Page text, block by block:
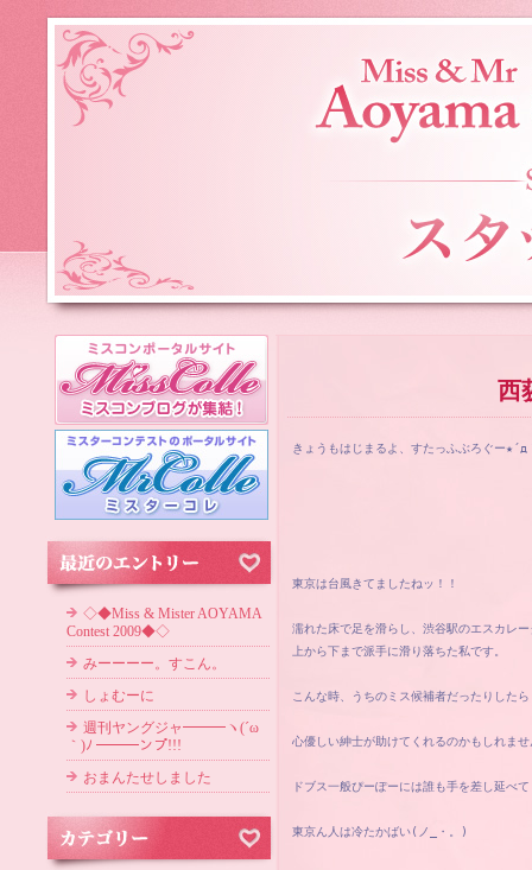
西
きょうもはじまるよ、すたっふぶろぐー
東京は台風きてましたねッ！！
濡れた床で足を滑らし、渋谷駅のエスカレー
上から下まで派手に滑り落ちた私です。
こんな時、うちのミス候補者だったりしたら
心優しい紳士が助けてくれるのかもしれませ
ドブス一般ぴーぽーには誰も手を差し延べ
東京ん人は冷たかばい(ノ_・。)
◇◆Miss & Mister AOYAMA
Contest 2009◆◇
みーーーー。すこん。
しょむーに
週刊ヤングジャ━━━ヽ(´ω
｀)ﾉ ━━━ンプ!!!
おまんたせしました